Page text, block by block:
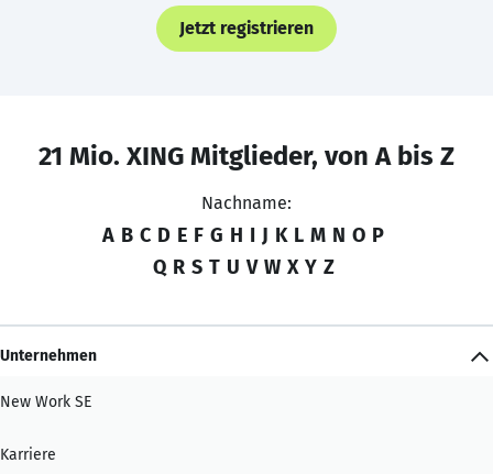
Jetzt registrieren
21 Mio. XING Mitglieder, von A bis Z
Nachname:
A B C D E F G H I J K L M N O P
Q R S T U V W X Y Z
Unternehmen
New Work SE
Karriere